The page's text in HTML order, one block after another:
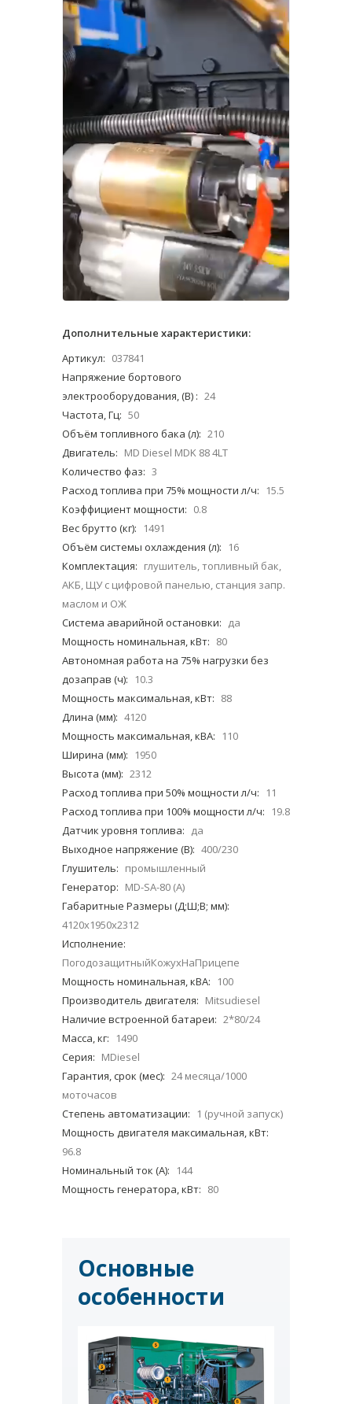
Дополнительные характеристики:
Артикул: 037841
Напряжение бортового
электрооборудования, (В) : 24
Частота, Гц: 50
Объём топливного бака (л): 210
Двигатель: MD Diesel MDK 88 4LT
Количество фаз: 3
Расход топлива при 75% мощности л/ч:
15.5
Коэффициент мощности: 0.8
Вес брутто (кг):
1491
Объём системы охлаждения (л):
16
Комплектация: глушитель, топливный бак,
АКБ, ЩУ с цифровой панелью, станция запр.
маслом и ОЖ
Система аварийной остановки: да
Мощность номинальная, кВт: 80
Автономная работа на 75% нагрузки без
дозаправ (ч):
10.3
Мощность максимальная, кВт: 88
Длина (мм): 4120
Мощность максимальная, кВА:
110
Ширина (мм):
1950
Высота (мм): 2312
Расход топлива при 50% мощности л/ч:
11
Расход топлива при 100% мощности л/ч:
19.8
Датчик уровня топлива: да
Выходное напряжение (В): 400/230
Глушитель: промышленный
Генератор: MD-SA-80 (А)
Габаритные Размеры (Д;Ш;В; мм):
4120х1950х2312
Исполнение:
ПогодозащитныйКожухНаПрицепе
Мощность номинальная, кВА:
100
Производитель двигателя: Mitsudiesel
Наличие встроенной батареи: 2*80/24
Масса, кг:
1490
Серия: MDiesel
Гарантия, срок (мес): 24 месяца/1000
моточасов
Степень автоматизации:
1 (ручной запуск)
Мощность двигателя максимальная, кВт:
96.8
Номинальный ток (А):
144
Мощность генератора, кВт: 80
Основные
особенности